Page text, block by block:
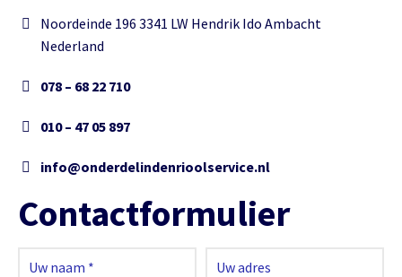
Noordeinde 196 3341 LW Hendrik Ido Ambacht
Nederland
078 – 68 22 710
010 – 47 05 897
info@onderdelindenrioolservice.nl
Contactformulier